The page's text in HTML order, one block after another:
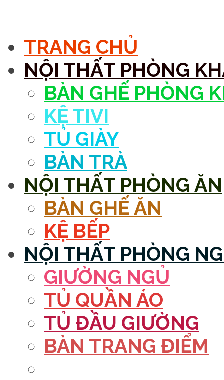
TRANG CHỦ
NỘI THẤT PHÒNG
BÀN GHẾ PHÒNG
KỆ TIVI
TỦ GIÀY
BÀN TRÀ
NỘI THẤT PHÒNG ĂN
BÀN GHẾ ĂN
KỆ BẾP
NỘI THẤT PHÒNG
GIƯỜNG NGỦ
TỦ QUẦN ÁO
TỦ ĐẦU GIƯỜNG
BÀN TRANG ĐIỂM